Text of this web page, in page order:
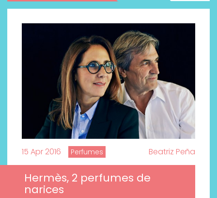
15 Apr 2016 Perfumes Beatriz Peña
Hermès, 2 perfumes de
narices